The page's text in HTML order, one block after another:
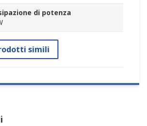
di potenza
simili